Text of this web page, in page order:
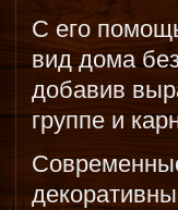
С его
вид дома
добавив
группе и